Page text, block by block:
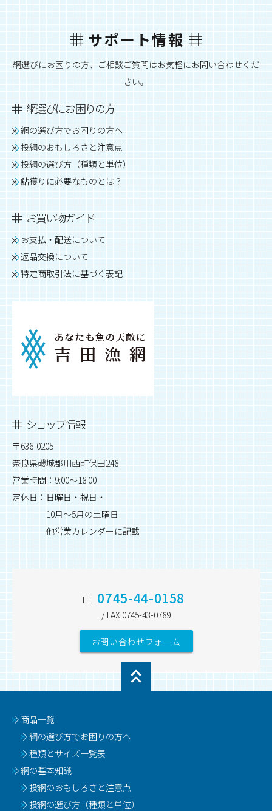
サポート情報
網選びにお困りの方、ご相談ご質問はお気軽にお問い合わせくだ
さい。
網選びにお困りの方
網の選び方でお困りの方へ
投網のおもしろさと注意点
投網の選び方（種類と単位）
鮎獲りに必要なものとは？
お買い物ガイド
お支払・配送について
返品交換について
特定商取引法に基づく表記
ショップ情報
〒636-0205
奈良県磯城郡川西町保田248
営業時間：9:00～18:00
定休日：日曜日・祝日・
10月～5月の土曜日
他営業カレンダーに記載
TEL 0745-44-0158
/ FAX 0745-43-0789
お問い合わせフォーム
商品一覧
網の選び方でお困りの方へ
種類とサイズ一覧表
網の基本知識
投網のおもしろさと注意点
投網の選び方（種類と単位）